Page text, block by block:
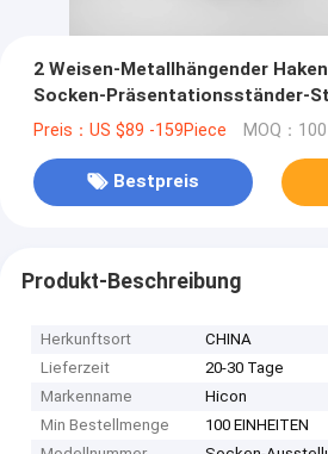
2 Weisen-Metallhängender
Socken-Präsentationsständer-
Preis：US $89 -159Piece MOQ：
Bestpreis
Produkt-Beschreibung
Herkunftsort
CHINA
Lieferzeit
20-30 Tage
Markenname
Hicon
Min Bestellmenge
100 EINHEITEN